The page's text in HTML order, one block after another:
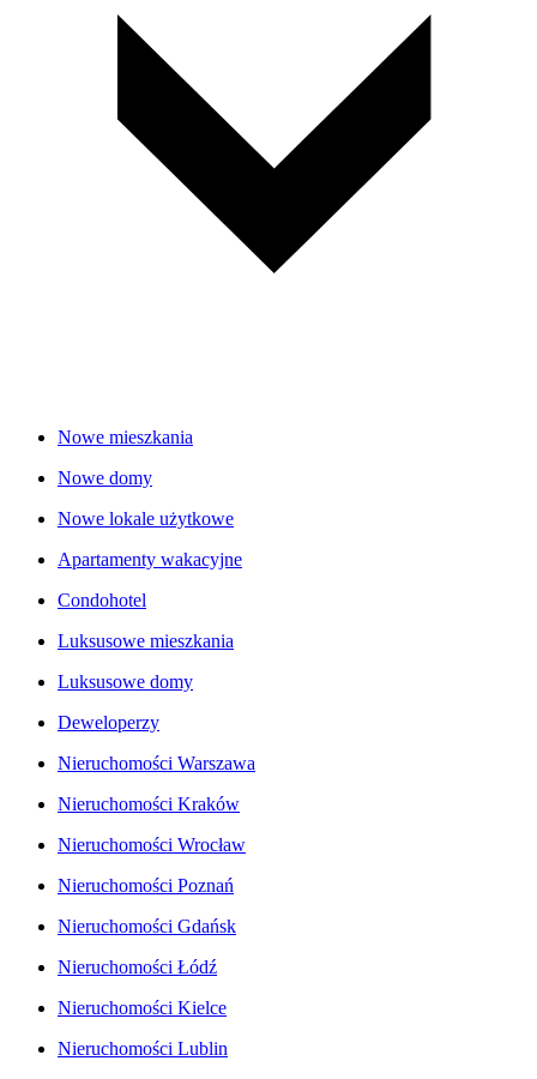
Nowe mieszkania
Nowe domy
Nowe lokale użytkowe
Apartamenty wakacyjne
Condohotel
Luksusowe mieszkania
Luksusowe domy
Deweloperzy
Nieruchomości Warszawa
Nieruchomości Kraków
Nieruchomości Wrocław
Nieruchomości Poznań
Nieruchomości Gdańsk
Nieruchomości Łódź
Nieruchomości Kielce
Nieruchomości Lublin